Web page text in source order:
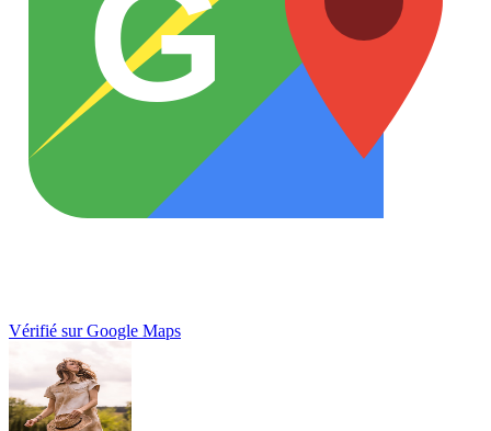
Vérifié sur Google Maps